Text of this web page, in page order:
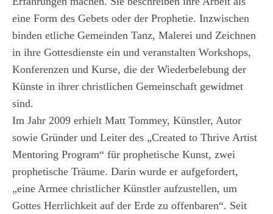
eine Form des Gebets oder der Prophetie. Inzwischen
binden etliche Gemeinden Tanz, Malerei und Zeichnen
in ihre Gottesdienste ein und veranstalten Workshops,
Konferenzen und Kurse, die der Wiederbelebung der
Künste in ihrer christlichen Gemeinschaft gewidmet
sind.
Im Jahr 2009 erhielt Matt Tommey, Künstler, Autor
sowie Gründer und Leiter des „Created to Thrive Artist
Mentoring Program“ für prophetische Kunst, zwei
prophetische Träume. Darin wurde er aufgefordert,
„eine Armee christlicher Künstler aufzustellen, um
Gottes Herrlichkeit auf der Erde zu offenbaren“. Seit